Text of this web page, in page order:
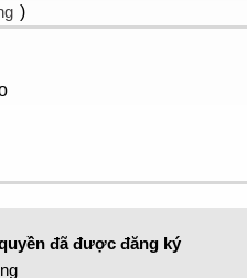
)
đã được đăng ký